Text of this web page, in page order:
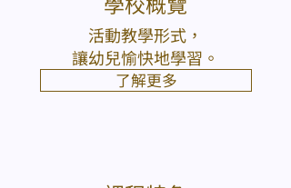
活動教學形式，
讓幼兒愉快地學習。
了解更多